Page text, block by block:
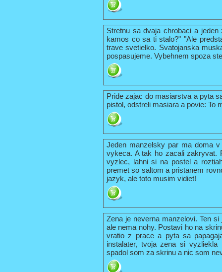
Stretnu sa dvaja chrobaci a
kamos co sa ti stalo?" "Ale
trave svetielko. Svatojanska
pospasujeme. Vybehnem spoza
Pride zajac do masiarstva a pyta
pistol, odstreli masiara a povie: To
Jeden manzelsky par ma doma
vykeca. A tak ho zacali zakryvat.
vyzlec, lahni si na postel a
premet so saltom a pristanem
jazyk, ale toto musim vidiet!
Zena je neverna manzelovi. Ten
ale nema nohy. Postavi ho na
vratio z prace a pyta sa
instalater, tvoja zena si
spadol som za skrinu a nic som